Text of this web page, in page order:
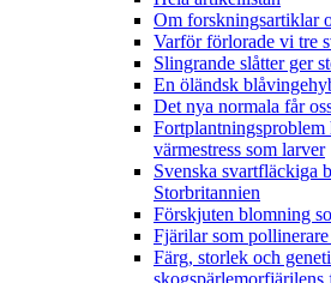
Om forskningsartiklar
Varför förlorade vi tre
Slingrande slåtter ger
En öländsk
Det nya normala får
Fortplantningsproblem
värmestress som larver
Svenska svartfläckiga
Storbritannien
Förskjuten blomning
Fjärilar som
Färg, storlek och
skogspärlemorfjärilens